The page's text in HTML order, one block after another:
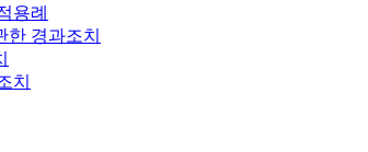
용례
경과조치
치